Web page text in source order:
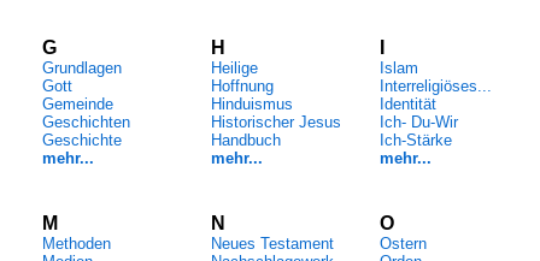
G
Grundlagen
Gott
Gemeinde
Geschichten
Geschichte
mehr...
H
Heilige
Hoffnung
Hinduismus
Historischer Jesus
Handbuch
mehr...
Islam
Interreligiöses...
Identität
Ich- Du-Wir
Ich-Stärke
mehr...
M
Methoden
N
Neues Testament
O
Ostern